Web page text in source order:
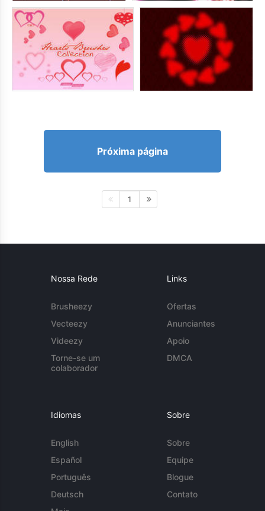
Próxima página
1
Nossa Rede
Brusheezy
Vecteezy
Videezy
Torne-se um
colaborador
Links
Ofertas
Anunciantes
Apoio
DMCA
Idiomas
English
Español
Português
Deutsch
Sobre
Sobre
Equipe
Blogue
Contato